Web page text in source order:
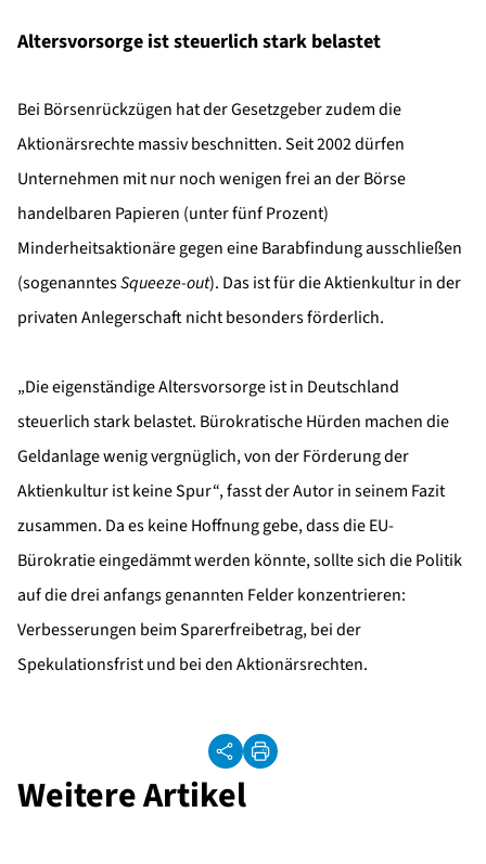
Altersvorsorge ist steuerlich stark belastet
Bei Börsenrückzügen hat der Gesetzgeber zudem die
Aktionärsrechte massiv beschnitten. Seit 2002 dürfen
Unternehmen mit nur noch wenigen frei an der Börse
handelbaren Papieren (unter fünf Prozent)
Minderheitsaktionäre gegen eine Barabfindung ausschließen
(sogenanntesSqueeze-out). Das ist für die Aktienkultur in der
privaten Anlegerschaft nicht besonders förderlich.
„Die eigenständige Altersvorsorge ist in Deutschland
steuerlich stark belastet. Bürokratische Hürden machen die
Geldanlage wenig vergnüglich, von der Förderung der
Aktienkultur ist keine Spur“, fasst der Autor in seinem Fazit
zusammen. Da es keine Hoffnung gebe, dass die EU-
Bürokratie eingedämmt werden könnte, sollte sich die Politik
auf die drei anfangs genannten Felder konzentrieren:
Verbesserungen beim Sparerfreibetrag, bei der
Spekulationsfrist und bei den Aktionärsrechten.
Weitere Artikel